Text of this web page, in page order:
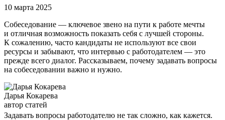
10 марта 2025
Собеседование — ключевое звено на пути к работе мечты
и отличная возможность показать себя с лучшей стороны.
К сожалению, часто кандидаты не используют все свои
ресурсы и забывают, что интервью с работодателем — это
прежде всего диалог. Рассказываем, почему задавать вопросы
на собеседовании важно и нужно.
Дарья Кокарева
автор статей
Задавать вопросы работодателю не так сложно, как кажется.